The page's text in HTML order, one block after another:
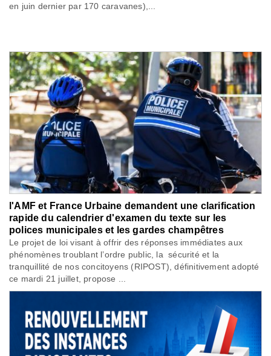
en juin dernier par 170 caravanes),...
l'AMF et France Urbaine demandent une clarification
rapide du calendrier d'examen du texte sur les
polices municipales et les gardes champêtres
Le projet de loi visant à offrir des réponses immédiates aux
phénomènes troublant l’ordre public, la sécurité et la
tranquillité de nos concitoyens (RIPOST), définitivement adopté
ce mardi 21 juillet, propose ...